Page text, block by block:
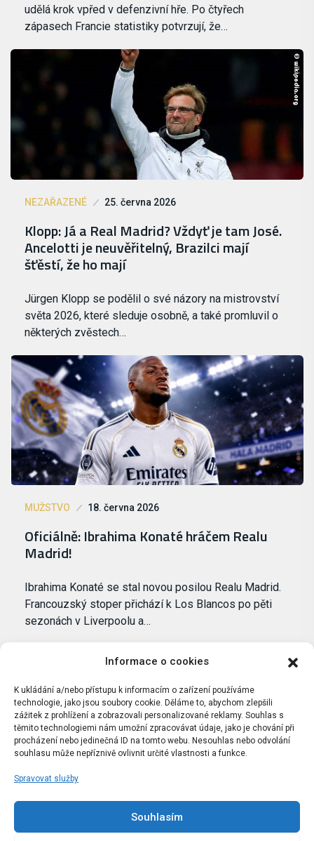
Informace o cookies
K ukládání a/nebo přístupu k informacím o zařízení používáme
technologie, jako jsou soubory cookie. Děláme to, abychom zlepšili
zážitek z prohlížení a zobrazovali personalizované reklamy. Souhlas s
těmito technologiemi nám umožní zpracovávat údaje, jako je chování při
procházení nebo jedinečná ID na tomto webu. Nesouhlas nebo odvolání
souhlasu může nepříznivě ovlivnit určité vlastnosti a funkce.
Spravovat služby
Souhlasím
udělá krok vpřed v defenzivní hře. Po čtyřech
zápasech Francie statistiky potvrzují, že…
NEZAŘAZENÉ 25. června 2026
Klopp: Já a Real Madrid? Vždyť je tam José.
Ancelotti je neuvěřitelný, Brazilci mají
šťěstí, že ho mají
Jürgen Klopp se podělil o své názory na mistrovství
světa 2026, které sleduje osobně, a také promluvil o
některých zvěstech…
MUŽSTVO 18. června 2026
Oficiálně: Ibrahima Konaté hráčem Realu
Madrid!
Ibrahima Konaté se stal novou posilou Realu Madrid.
Francouzský stoper přichází k Los Blancos po pěti
sezonách v Liverpoolu a…